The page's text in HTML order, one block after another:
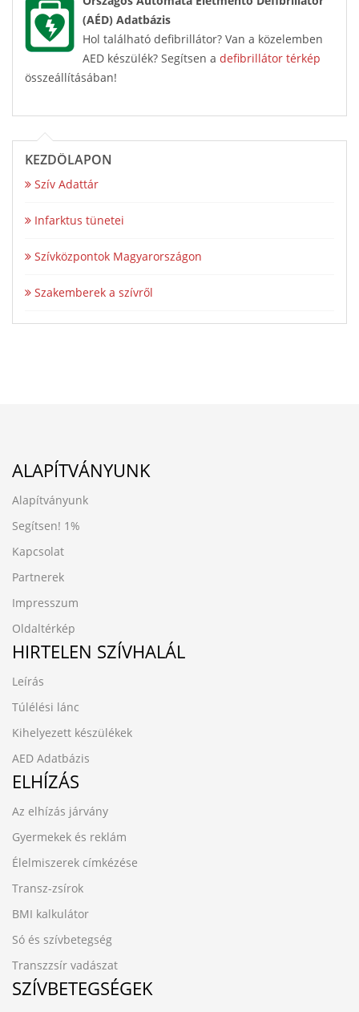
(AÉD) Adatbázis
Hol található defibrillátor? Van a közelemben
AED készülék? Segítsen a defibrillátor térkép
összeállításában!
KEZDŐLAPON
Szív Adattár
Infarktus tünetei
Szívközpontok Magyarországon
Szakemberek a szívről
ALAPÍTVÁNYUNK
Alapítványunk
Segítsen! 1%
Kapcsolat
Partnerek
Impresszum
Oldaltérkép
HIRTELEN SZÍVHALÁL
Leírás
Túlélési lánc
Kihelyezett készülékek
AED Adatbázis
ELHÍZÁS
Az elhízás járvány
Gyermekek és reklám
Élelmiszerek címkézése
Transz-zsírok
BMI kalkulátor
Só és szívbetegség
Transzzsír vadászat
SZÍVBETEGSÉGEK